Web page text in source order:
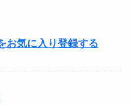
気に入り登録する